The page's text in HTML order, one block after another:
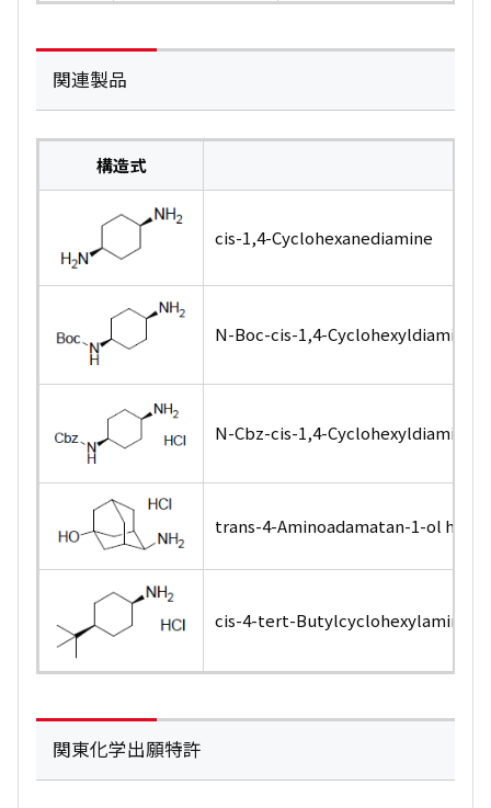
関連製品
構造式
cis-1,4-Cyclohexanediamine
N-Boc-cis-1,4-Cyclohexyldiamine
N-Cbz-cis-1,4-Cyclohexyldiamine
trans-4-Aminoadamatan-1-ol
cis-4-tert-Butylcyclohexylamine
関東化学出願特許